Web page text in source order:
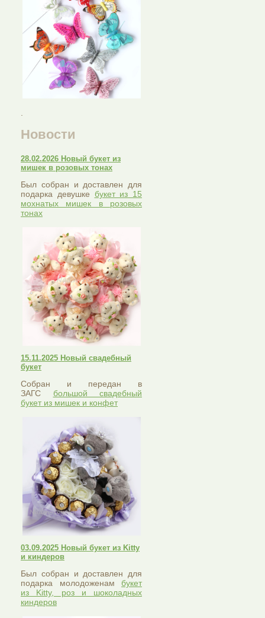
Новости
28.02.2026 Новый букет из
мишек в розовых тонах
Был собран и доставлен для
подарка девушке букет из 15
мохнатых мишек в розовых
тонах
15.11.2025 Новый свадебный
букет
Собран и передан в
ЗАГС большой свадебный
букет из мишек и конфет
03.09.2025 Новый букет из Kitty
и киндеров
Был собран и доставлен для
подарка молодоженам букет
из Kitty, роз и шоколадных
киндеров